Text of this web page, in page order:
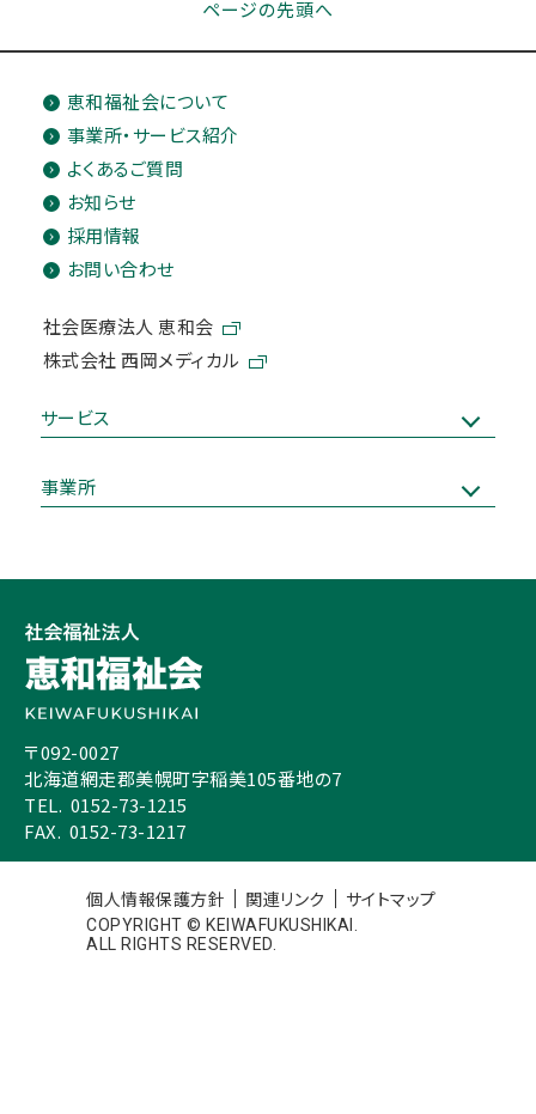
ページの先頭へ
恵和福祉会について
事業所・サービス紹介
よくあるご質問
お知らせ
採用情報
お問い合わせ
社会医療法人 恵和会
株式会社 西岡メディカル
サービス
事業所
通所リハビリテーション
〒092-0027
北海道網走郡美幌町字稲美105番地の7
TEL. 0152-73-1215
FAX. 0152-73-1217
COPYRIGHT © KEIWAFUKUSHIKAI.
ALL RIGHTS RESERVED.
個人情報保護方針 関連リンク サイトマップ